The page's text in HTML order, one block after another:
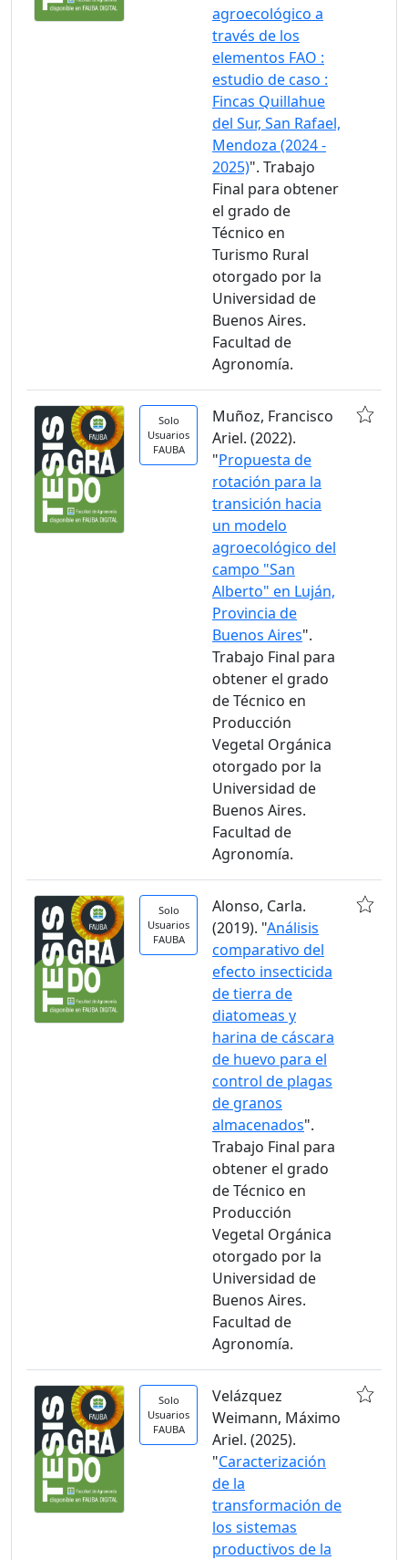
agroecológico a
través de los
elementos FAO :
estudio de caso :
Fincas Quillahue
del Sur, San Rafael,
Mendoza (2024 -
2025)". Trabajo
Final para obtener
el grado de
Técnico en
Turismo Rural
otorgado por la
Universidad de
Buenos Aires.
Facultad de
Agronomía.
Solo
Usuarios
FAUBA
Muñoz, Francisco
Ariel. (2022).
"Propuesta de
rotación para la
transición hacia
un modelo
agroecológico del
campo "San
Alberto" en Luján,
Provincia de
Buenos Aires".
Trabajo Final para
obtener el grado
de Técnico en
Producción
Vegetal Orgánica
otorgado por la
Universidad de
Buenos Aires.
Facultad de
Agronomía.
Solo
Usuarios
FAUBA
Alonso, Carla.
(2019). "Análisis
comparativo del
efecto insecticida
de tierra de
diatomeas y
harina de cáscara
de huevo para el
control de plagas
de granos
almacenados".
Trabajo Final para
obtener el grado
de Técnico en
Producción
Vegetal Orgánica
otorgado por la
Universidad de
Buenos Aires.
Facultad de
Agronomía.
Solo
Usuarios
FAUBA
Velázquez
Weimann, Máximo
Ariel. (2025).
"Caracterización
de la
transformación de
los sistemas
productivos de la